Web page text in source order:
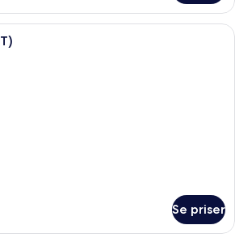
Rom – standard (PETIT) | Sengetøy
Se priser